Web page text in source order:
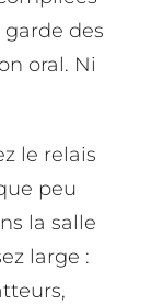
des
oral. Ni
le relais
peu
la salle
large :